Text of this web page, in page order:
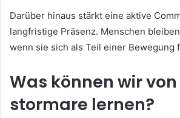
Darüber hinaus stärkt eine aktive
langfristige Präsenz. Menschen
wenn sie sich als Teil einer Bewegung
Was können wir
stormare lernen?